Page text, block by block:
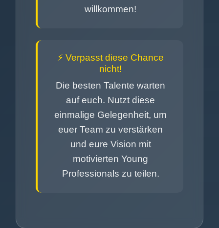
willkommen!
⚡ Verpasst diese Chance
nicht!
Die besten Talente warten
auf euch. Nutzt diese
einmalige Gelegenheit, um
euer Team zu verstärken
und eure Vision mit
motivierten Young
Professionals zu teilen.